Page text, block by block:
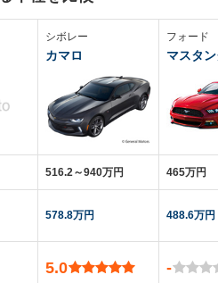
シボレー
カマロ
516.2～940万円
578.8万円
5.0
フォード
マスタ
465万円
488.6万円
-